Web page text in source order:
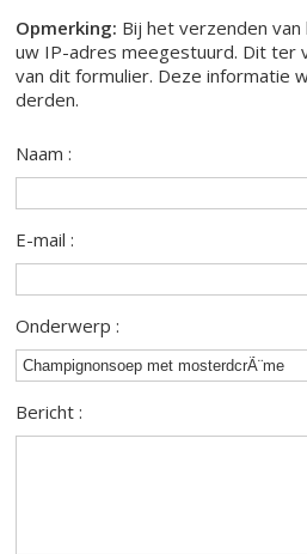
Opmerking: Bij het verzenden
uw IP-adres meegestuurd. Dit ter
van dit formulier. Deze informatie
derden.
Naam :
E-mail :
Onderwerp :
Bericht :